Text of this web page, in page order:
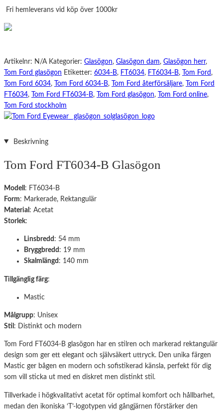
B
Fri hemleverans vid köp över 1000kr
Artikelnr: N/A Kategorier: Glasögon, Glasögon dam, Glasögon herr,
Tom Ford glasögon Etiketter: 6034-B, FT6034, FT6034-B, Tom Ford ,
Tom Ford 6034, Tom Ford 6034-B, Tom Ford återförsäljare,
Tom Ford
FT6034, Tom Ford FT6034-B, Tom Ford glasögon, Tom Ford online,
Tom Ford stockholm
Beskrivning
Tom Ford FT6034-B Glasögon
Modell : FT6034-B
Form: Markerade, Rektangulär
Material : Acetat
Storlek:
Linsbredd : 54 mm
Bryggbredd : 19 mm
Skalmlängd : 140 mm
Tillgänglig färg:
Mastic
Målgrupp: Unisex
Stil : Distinkt och modern
Tom Ford FT6034-B glasögon har en stilren och markerad rektangulär
design som ger ett elegant och självsäkert uttryck. Den unika färgen
Mastic ger bågen en modern och sofistikerad känsla, perfekt för dig
som vill sticka ut med en diskret men distinkt stil.
Tillverkade i högkvalitativt acetat för optimal komfort och hållbarhet,
medan den ikoniska ‘T’-logotypen vid gångjärnen förstärker den